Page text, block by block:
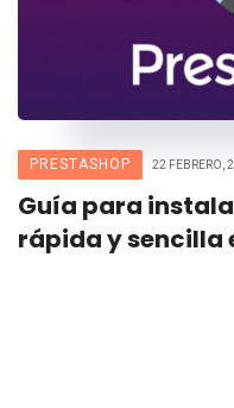
PRESTASHOP 22 FEBRERO,
Guía para
rápida y sencilla